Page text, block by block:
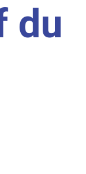
du